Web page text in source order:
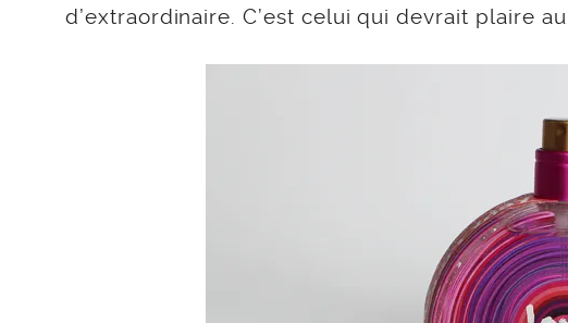
d’extraordinaire. C’est celui qui devrait plaire